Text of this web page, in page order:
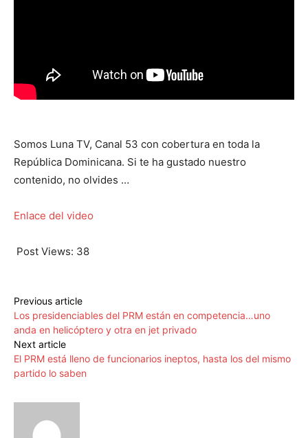
Somos Luna TV, Canal 53 con cobertura en toda la
República Dominicana. Si te ha gustado nuestro
contenido, no olvides …
Enlace del video
Post Views: 38
Previous article
Los presidenciables del PRM están en competencia…uno
anda en helicóptero y otra en jet privado
Next article
El PRM está lleno de funcionarios ineptos, hasta los del mismo
partido lo saben